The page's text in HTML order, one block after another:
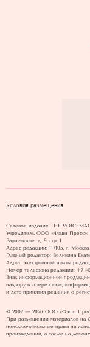
Условия размещения
Сетевое издание THE
Учредитель ООО «Фэшн Пресс»:
Варшавское, д. 9 стр. 1
Адрес редакции: 117105, г.
Главный редактор: Великина
Адрес электронной почты
Номер телефона редакции: +7
Знак информационной
надзору в сфере связи,
и дата принятия решения о
© 2007 — 2026 ООО «Фэшн
При размещении материалов на
неисключительные права на
произведений, а также на